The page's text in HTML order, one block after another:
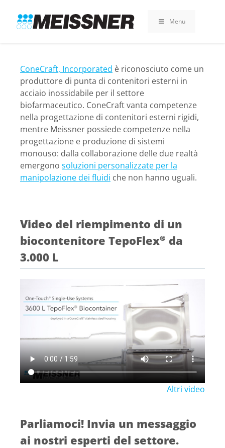
search
footer
contenuto
Menu
ConeCraft, Incorporated è riconosciuto come un
produttore di punta di contenitori esterni in
acciaio inossidabile per il settore
biofarmaceutico. ConeCraft vanta competenze
nella progettazione di contenitori esterni rigidi,
mentre Meissner possiede competenze nella
progettazione e produzione di sistemi
monouso: dalla collaborazione delle due realtà
emergono soluzioni personalizzate per la
manipolazione dei fluidi che non hanno uguali.
Video del riempimento di un
biocontenitore TepoFlex® da
3.000 L
Altri video
Parliamoci! Invia un messaggio
ai nostri esperti del settore.